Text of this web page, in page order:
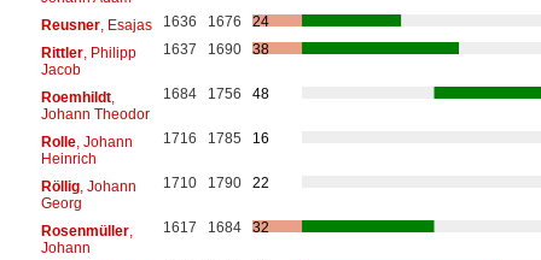
Reusner, Esajas 1636 1676
24
Rittler, Philipp
Jacob
1637 1690 38
Roemhildt,
Johann Theodor
1684 1756 48
Rolle, Johann
Heinrich
1716 1785 16
Röllig, Johann
Georg
1710 1790 22
Rosenmüller,
Johann
1617 1684 32